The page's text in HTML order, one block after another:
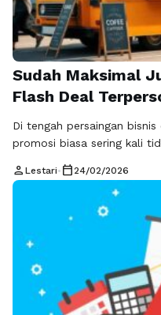
Sudah Maksimal
Flash Deal
Di tengah persaingan
promosi biasa sering kali
yang relevan, cepat, dan
flash deal terpersonalisasi
menciptakan urgensi
pelanggan. Konsep ini
waktu dengan
Selengkapnya
person Lestari• calendar_today 24/02/2026